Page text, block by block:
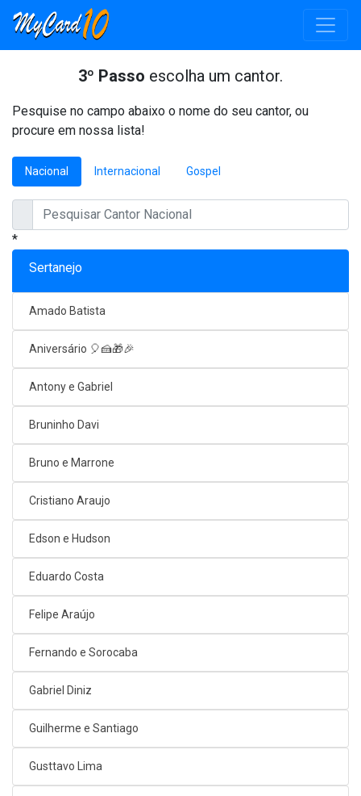
3º Passo escolha um cantor.
Pesquise no campo abaixo o nome do seu cantor, ou
procure em nossa lista!
Nacional Internacional Gospel
*
Sertanejo
Amado Batista
Aniversário 🎈🍰🎁🎉
Antony e Gabriel
Bruninho Davi
Bruno e Marrone
Cristiano Araujo
Edson e Hudson
Eduardo Costa
Felipe Araújo
Fernando e Sorocaba
Gabriel Diniz
Guilherme e Santiago
Gusttavo Lima